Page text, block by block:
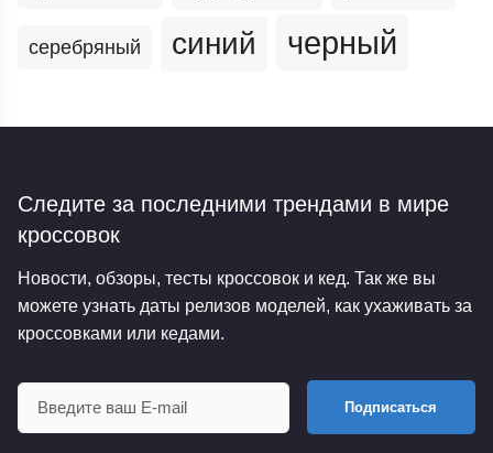
серебряный синий черный
Следите за последними трендами в мире
кроссовок
Новости, обзоры, тесты кроссовок и кед. Так же вы
можете узнать даты релизов моделей, как ухаживать за
кроссовками или кедами.
Подписаться